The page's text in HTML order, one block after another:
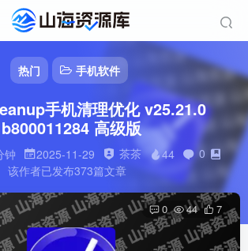
热门 手机软件
手机清理优化 v25.21.0
b800011284 高级版
钟 2025-11-29 茶茶 44
0
该作者已发布373篇文章
0 44 7